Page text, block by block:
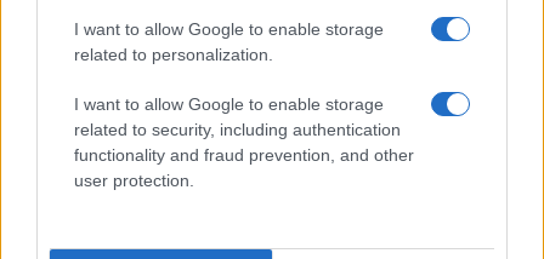
I want to allow Google to enable storage
related to personalization.
I want to allow Google to enable storage
related to security, including authentication
functionality and fraud prevention, and other
user protection.
NECROLOGIE
Mario Malu